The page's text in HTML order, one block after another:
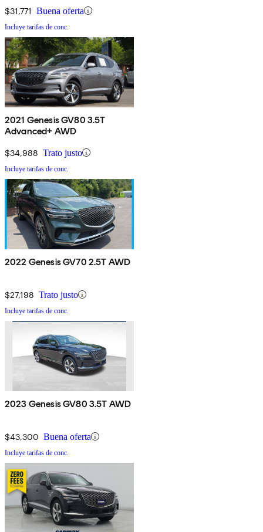
$31,771 Buena oferta
Incluye tarifas de conc.
2021 Genesis GV80 3.5T
Advanced+ AWD
$34,988 Trato justo
Incluye tarifas de conc.
2022 Genesis GV70 2.5T AWD
$27,198 Trato justo
Incluye tarifas de conc.
2023 Genesis GV80 3.5T AWD
$43,300 Buena oferta
Incluye tarifas de conc.